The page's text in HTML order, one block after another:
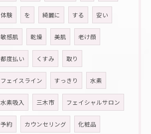
体験 を 綺麗に する 安い
敏感肌 乾燥 美肌 老け顔
都度払い くすみ 取り
フェイスライン すっきり 水素
水素吸入 三木市 フェイシャルサロン
予約 カウンセリング 化粧品